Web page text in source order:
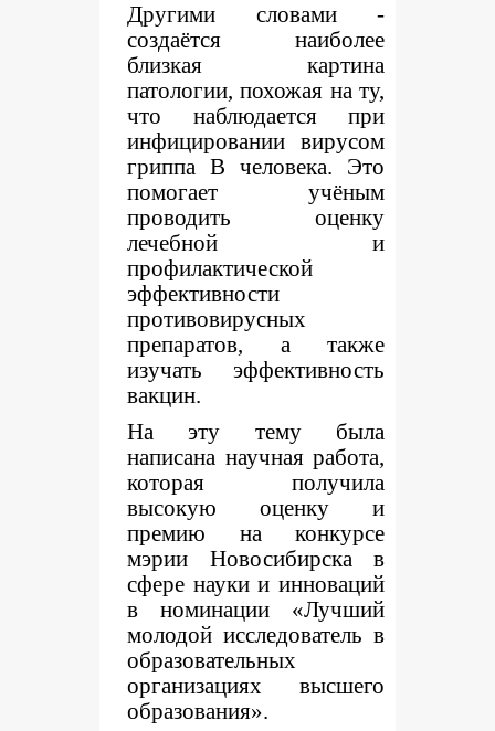
Другими словами -
создаётся наиболее
близкая картина
патологии, похожая на ту,
что наблюдается при
инфицировании вирусом
гриппа В человека. Это
помогает учёным
проводить оценку
лечебной и
профилактической
эффективности
противовирусных
препаратов, а также
изучать эффективность
вакцин.
На эту тему была
написана научная работа,
которая получила
высокую оценку и
премию на конкурсе
мэрии Новосибирска в
сфере науки и инноваций
в номинации «Лучший
молодой исследователь в
образовательных
организациях высшего
образования».